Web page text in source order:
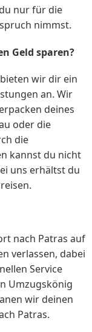
nur für die
nimmst.
Geld sparen?
wir dir ein
an. Wir
deines
oder die
die
kannst du nicht
uns erhältst du
nach Patras auf
verlassen, dabei
Service
Umzugskönig
wir deinen
Patras.